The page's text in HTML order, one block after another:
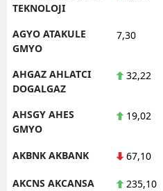
TEKNOLOJI
AGYO ATAKULE
GMYO
7,30
AHGAZ AHLATCI
DOGALGAZ
32,22
AHSGY AHES
GMYO
19,02
AKBNK AKBANK 67,10
AKCNS AKCANSA 235,10